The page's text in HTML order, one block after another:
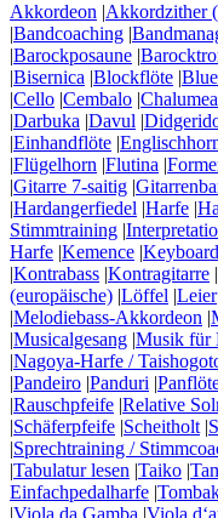
Akkordeon |Akkordzither
|Bandcoaching |
|Barockposaune |
|Bisernica |Blockflöte |
|Cello |Cembalo |
|Darbuka |Davul |
|Einhandflöte |
|Flügelhorn |Flutina |
|Gitarre 7-saitig |
|Hardangerfiedel |Harfe |
Stimmtraining |
Harfe |Kemence |Keyboard
|Kontrabass |Kontragitarre |
(europäische) |Löffel |Leier
|Melodiebass-Akkordeon |
|Musicalgesang |Musik für
|Nagoya-Harfe /
|Pandeiro |Panduri |
|Rauschpfeife |Relative
|Schäferpfeife |Scheitholt|
|Sprechtraining /
|Tabulatur lesen |Taiko |
Einfachpedalharfe |